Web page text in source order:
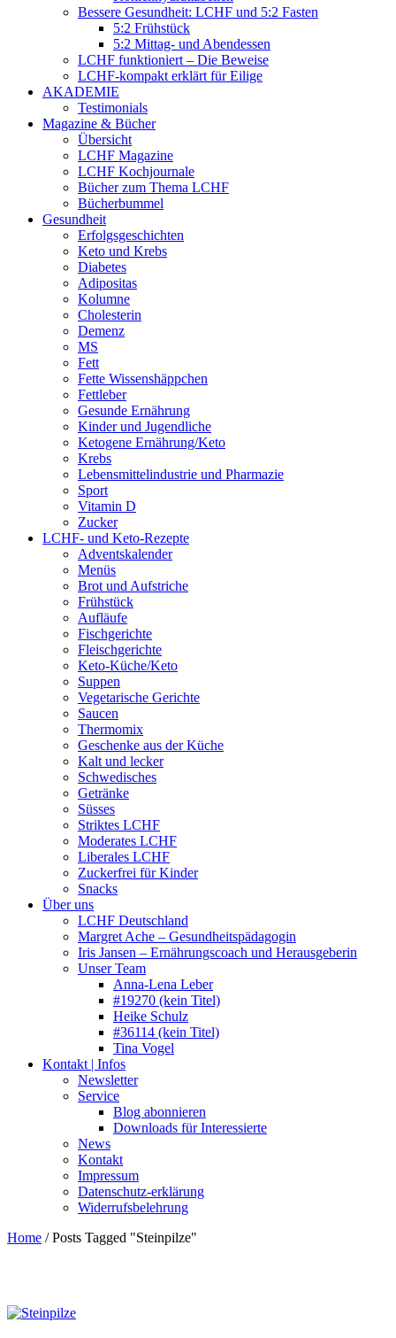
Bessere Gesundheit: LCHF und 5:2 Fasten
5:2 Frühstück
5:2 Mittag- und Abendessen
LCHF funktioniert – Die Beweise
LCHF-kompakt erklärt für Eilige
AKADEMIE
Testimonials
Magazine & Bücher
Übersicht
LCHF Magazine
LCHF Kochjournale
Bücher zum Thema LCHF
Bücherbummel
Gesundheit
Erfolgsgeschichten
Keto und Krebs
Diabetes
Adipositas
Kolumne
Cholesterin
Demenz
MS
Fett
Fette Wissenshäppchen
Fettleber
Gesunde Ernährung
Kinder und Jugendliche
Ketogene Ernährung/Keto
Krebs
Lebensmittelindustrie und Pharmazie
Sport
Vitamin D
Zucker
LCHF- und Keto-Rezepte
Adventskalender
Menüs
Brot und Aufstriche
Frühstück
Aufläufe
Fischgerichte
Fleischgerichte
Keto-Küche/Keto
Suppen
Vegetarische Gerichte
Saucen
Thermomix
Geschenke aus der Küche
Kalt und lecker
Schwedisches
Getränke
Süsses
Striktes LCHF
Moderates LCHF
Liberales LCHF
Zuckerfrei für Kinder
Snacks
Über uns
LCHF Deutschland
Margret Ache – Gesundheitspädagogin
Iris Jansen – Ernährungscoach und Herausgeberin
Unser Team
Anna-Lena Leber
#19270 (kein Titel)
Heike Schulz
#36114 (kein Titel)
Tina Vogel
Kontakt | Infos
Newsletter
Service
Blog abonnieren
Downloads für Interessierte
News
Kontakt
Impressum
Datenschutz-erklärung
Widerrufsbelehrung
Home /Posts Tagged "Steinpilze"